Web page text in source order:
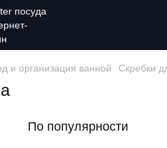
и организация ванной Скребки
По популярности